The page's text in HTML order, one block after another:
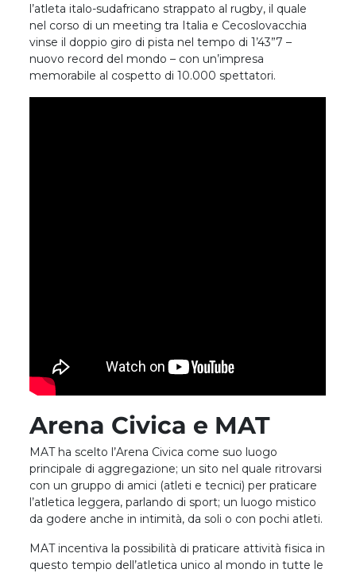
l’atleta italo-sudafricano strappato al rugby, il quale
nel corso di un meeting tra Italia e Cecoslovacchia
vinse il doppio giro di pista nel tempo di 1’43”7 –
nuovo record del mondo – con un’impresa
memorabile al cospetto di 10.000 spettatori.
Arena Civica e MAT
MAT ha scelto l’Arena Civica come suo luogo
principale di aggregazione; un sito nel quale ritrovarsi
con un gruppo di amici (atleti e tecnici) per praticare
l’atletica leggera, parlando di sport; un luogo mistico
da godere anche in intimità, da soli o con pochi atleti.
MAT incentiva la possibilità di praticare attività fisica in
questo tempio dell’atletica unico al mondo in tutte le